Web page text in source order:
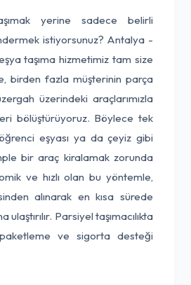
yerine sadece belirli
istiyorsunuz? Antalya -
taşıma hizmetimiz tam size
birden fazla müşterinin parça
üzerindeki araçlarımızla
bölüştürüyoruz. Böylece tek
eşyası ya da çeyiz gibi
bir araç kiralamak zorunda
ve hızlı olan bu yöntemle,
alınarak en kısa sürede
ulaştırılır. Parsiyel taşımacılıkta
ve sigorta desteği